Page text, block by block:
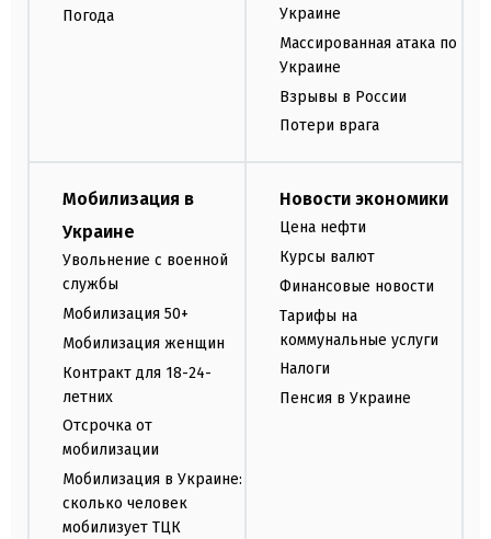
Погода
Украине
Массированная атака по
Украине
Взрывы в России
Потери врага
Мобилизация в
Украине
Увольнение с военной
службы
Мобилизация 50+
Мобилизация женщин
Контракт для 18-24-
летних
Отсрочка от
мобилизации
Мобилизация в Украине:
сколько человек
мобилизует ТЦК
Новости экономики
Цена нефти
Курсы валют
Финансовые новости
Тарифы на
коммунальные услуги
Налоги
Пенсия в Украине